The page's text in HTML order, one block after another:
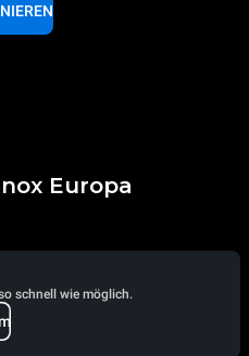
Europa
schnell wie möglich.